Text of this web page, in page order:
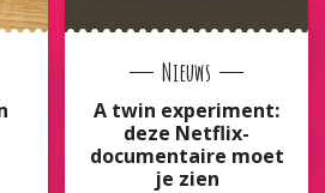
Nieuws
A twin experiment:
deze Netflix-
documentaire moet
je zien